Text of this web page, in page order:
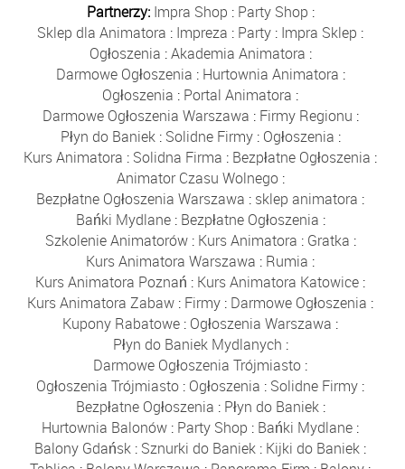
Partnerzy: Impra Shop : Party Shop :
Sklep dla Animatora : Impreza : Party : Impra Sklep :
Ogłoszenia :Akademia Animatora :
Darmowe Ogłoszenia : Hurtownia Animatora :
Ogłoszenia : Portal Animatora :
Darmowe Ogłoszenia Warszawa : Firmy Regionu :
Płyn do Baniek: Solidne Firmy: Ogłoszenia :
Kurs Animatora : Solidna Firma : Bezpłatne Ogłoszenia :
Animator Czasu Wolnego:
Bezpłatne Ogłoszenia Warszawa : sklep animatora :
Bańki Mydlane: Bezpłatne Ogłoszenia :
Szkolenie Animatorów: Kurs Animatora : Gratka :
Kurs Animatora Warszawa : Rumia :
Kurs Animatora Poznań : Kurs Animatora Katowice :
Kurs Animatora Zabaw : Firmy : Darmowe Ogłoszenia :
Kupony Rabatowe : Ogłoszenia Warszawa :
Płyn do Baniek Mydlanych :
Darmowe Ogłoszenia Trójmiasto :
Ogłoszenia Trójmiasto : Ogłoszenia : Solidne Firmy :
Bezpłatne Ogłoszenia : Płyn do Baniek:
Hurtownia Balonów : Party Shop : Bańki Mydlane :
Balony Gdańsk : Sznurki do Baniek : Kijki do Baniek :